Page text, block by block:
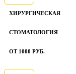
ХИРУРГИЧЕСКАЯ
СТОМАТОЛОГИЯ
ОТ 1000 РУБ.